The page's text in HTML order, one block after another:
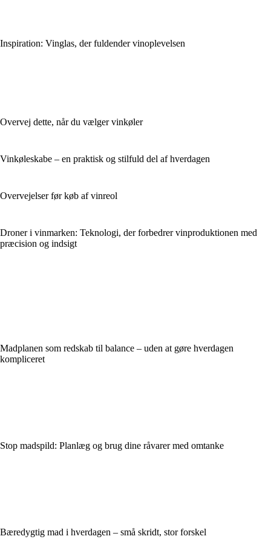
Inspiration: Vinglas, der fuldender vinoplevelsen
Overvej dette, når du vælger vinkøler
Vinkøleskabe – en praktisk og stilfuld del af hverdagen
Overvejelser før køb af vinreol
Droner i vinmarken: Teknologi, der forbedrer vinproduktionen med
præcision og indsigt
Madplanen som redskab til balance – uden at gøre hverdagen
kompliceret
Stop madspild: Planlæg og brug dine råvarer med omtanke
Bæredygtig mad i hverdagen – små skridt, stor forskel